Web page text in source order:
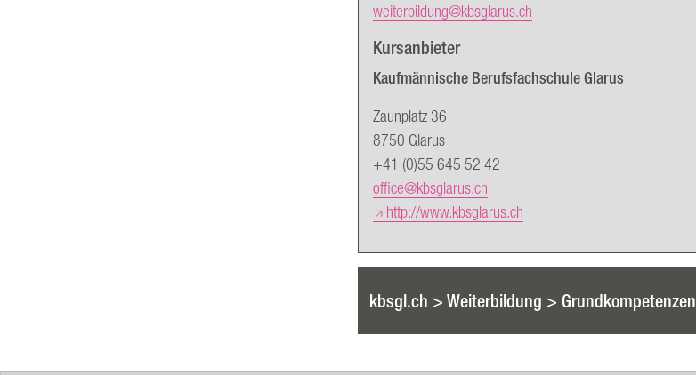
weiterbildung@kbsglarus.ch
Kursanbieter
Kaufmännische Berufsfachschule Glarus
Zaunplatz 36
8750 Glarus
+41 (0)55 645 52 42
office@kbsglarus.ch
http://www.kbsglarus.ch
kbsgl.ch > Weiterbildung > Grundkompetenzen